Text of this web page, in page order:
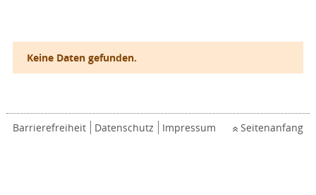
Keine Daten gefunden.
Barrierefreiheit Datenschutz Impressum Seitenanfang